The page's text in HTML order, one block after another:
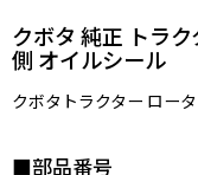
クボタ 純正 トラ
側 オイルシール
クボタトラクター ロー
■部品番号